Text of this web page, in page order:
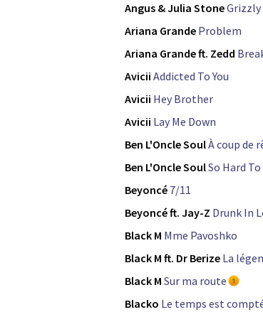
Angus & Julia StoneGrizzly
Ariana Grande Problem
Ariana Grande ft. Zedd
Avicii Addicted To You
Avicii Hey Brother
Avicii Lay Me Down
Ben L'Oncle SoulÀ coup de
Ben L'Oncle SoulSo Hard To
Beyoncé 7/11
Beyoncé ft. Jay-Z Drunk In
Black M Mme Pavoshko
Black M ft. Dr Berize La
Black M Sur ma route
Blacko Le temps est